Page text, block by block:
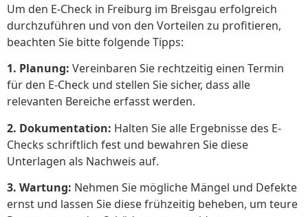
Um den E-Check in Freiburg im Breisgau erfolgreich
durchzuführen und von den Vorteilen zu profitieren,
beachten Sie bitte folgende Tipps:
1. Planung: Vereinbaren Sie rechtzeitig einen Termin
für den E-Check und stellen Sie sicher, dass alle
relevanten Bereiche erfasst werden.
2. Dokumentation: Halten Sie alle Ergebnisse des E-
Checks schriftlich fest und bewahren Sie diese
Unterlagen als Nachweis auf.
3. Wartung: Nehmen Sie mögliche Mängel und Defekte
ernst und lassen Sie diese frühzeitig beheben, um teure